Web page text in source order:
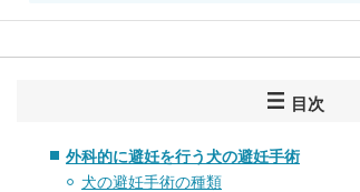
目次
外科的に避妊を行う犬の避妊手術
犬の避妊手術の種類